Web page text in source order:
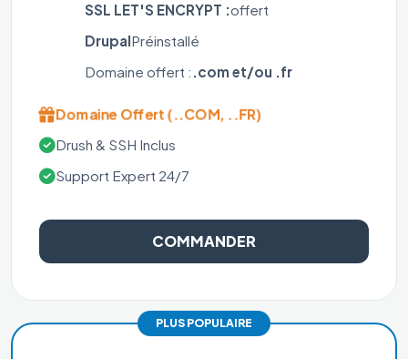
SSL LET'S ENCRYPT :offert
DrupalPréinstallé
Domaine offert : .com et/ou .fr
Domaine Offert (..COM, ..FR)
Drush & SSH Inclus
Support Expert 24/7
COMMANDER
PLUS POPULAIRE